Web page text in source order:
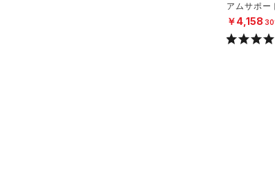
アムサポー
N）
￥4,158